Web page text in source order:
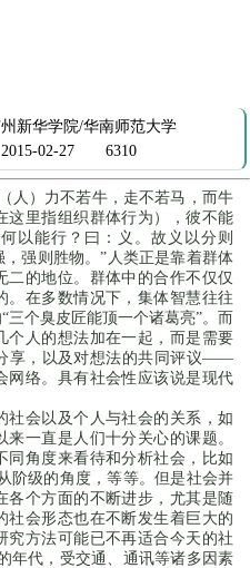
华学院/华南师范大学
2015-02-27 6310
人）力不若牛，走不若马，而牛
这里指组织群体行为），彼不能
以能行？曰：义。故义以分则
强则胜物。”人类正是靠着群体
二的地位。群体中的合作不仅仅
。在多数情况下，集体智慧往往
个臭皮匠能顶一个诸葛亮”。而
个人的想法加在一起，而是需要
享，以及对想法的共同评议——
网络。具有社会性应该说是现代
会以及个人与社会的关系，如
一直是人们十分关心的课题。
同角度来看待和分析社会，比如
阶级的角度，等等。但是社会并
各个方面的不断进步，尤其是随
社会形态也在不断发生着巨大的
究方法可能已不再适合今天的社
年代，受交通、通讯等诸多因素